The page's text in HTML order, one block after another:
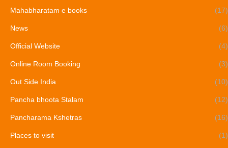
Mahabharatam e books (17)
News (6)
Official Website (4)
Online Room Booking (3)
Out Side India (10)
Pancha bhoota Stalam (12)
Pancharama Kshetras (16)
Places to visit (1)